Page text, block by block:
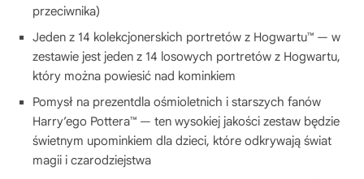
przeciwnika)
Jeden z 14 kolekcjonerskich portretów z Hogwartu™ — w
zestawie jest jeden z 14 losowych portretów z Hogwartu,
który można powiesić nad kominkiem
Pomysł na prezentdla ośmioletnich i starszych fanów
Harry’ego Pottera™ — ten wysokiej jakości zestaw będzie
świetnym upominkiem dla dzieci, które odkrywają świat
magii i czarodziejstwa